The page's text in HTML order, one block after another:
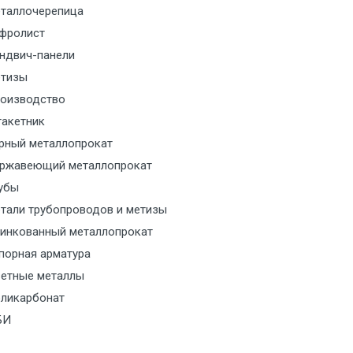
за МКАД
за МКАД
с транспортным
с транспортным
с транспортным
панели
металлопрокат
металлопрокат
трубопроводов и метизы
металлопрокат
арматура
металлы